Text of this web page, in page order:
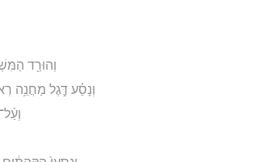
וְהוּרַ֖ד
וְנָסַ֗ע דֶּ֛גֶל מַחֲנֵ֥ה